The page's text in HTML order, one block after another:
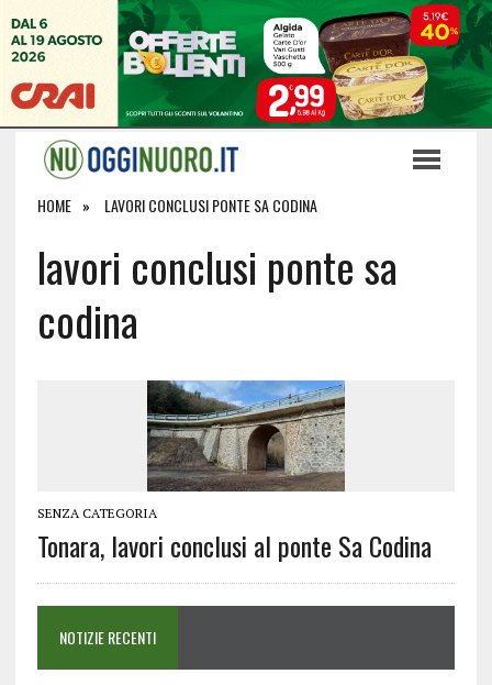
HOME LAVORI CONCLUSI PONTE SA CODINA
lavori conclusi ponte sa
codina
SENZA CATEGORIA
Tonara, lavori conclusi al ponte Sa Codina
NOTIZIE RECENTI